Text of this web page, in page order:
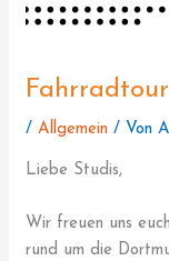
/Allgemein / Von
Liebe Studis,
Wir freuen uns
rund um die